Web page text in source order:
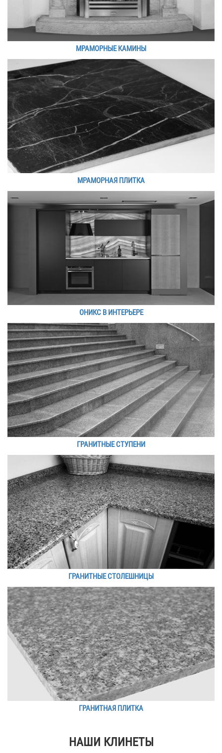
МРАМОРНЫЕ КАМИНЫ
МРАМОРНАЯ ПЛИТКА
ОНИКС В ИНТЕРЬЕРЕ
ГРАНИТНЫЕ СТУПЕНИ
ГРАНИТНЫЕ СТОЛЕШНИЦЫ
ГРАНИТНАЯ ПЛИТКА
НАШИ КЛИНЕТЫ